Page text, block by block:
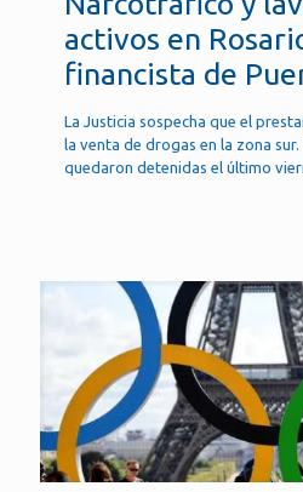
activos en
financista de
La Justicia sospecha que el
la venta de drogas en la zona
quedaron detenidas el último